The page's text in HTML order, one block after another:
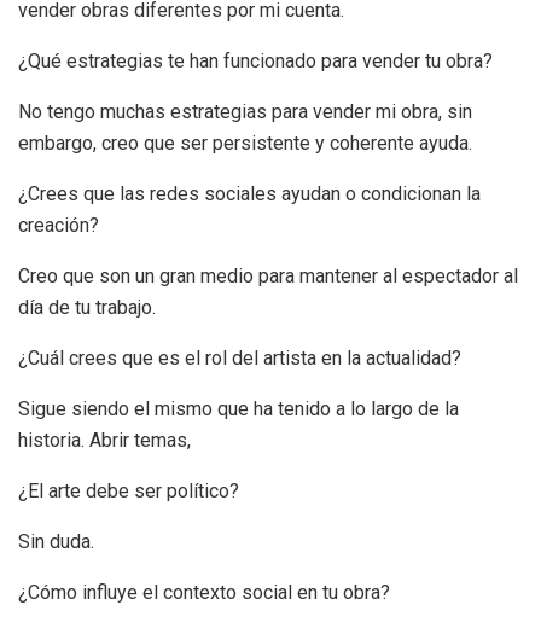
vender obras diferentes por mi cuenta.
¿Qué estrategias te han funcionado para vender tu obra?
No tengo muchas estrategias para vender mi obra, sin
embargo, creo que ser persistente y coherente ayuda.
¿Crees que las redes sociales ayudan o condicionan la
creación?
Creo que son un gran medio para mantener al espectador al
día de tu trabajo.
¿Cuál crees que es el rol del artista en la actualidad?
Sigue siendo el mismo que ha tenido a lo largo de la
historia. Abrir temas,
¿El arte debe ser político?
Sin duda.
¿Cómo influye el contexto social en tu obra?